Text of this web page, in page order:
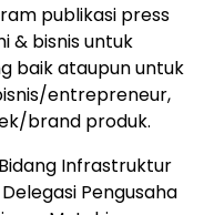
publikasi press
& bisnis untuk
baik ataupun untuk
entrepreneur,
brand produk.
Infrastruktur
Pengusaha